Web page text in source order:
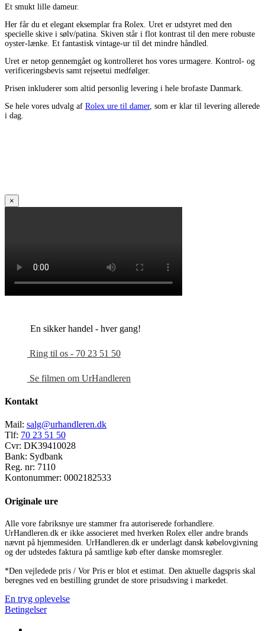
Et smukt lille dameur.
Her får du et elegant eksemplar fra Rolex. Uret er udstyret med den
specielle skive i sølv/patina. Skiven står i flot kontrast til den mere robuste
oyster-lænke. Et fantastisk vintage-ur til det mindre håndled.
Uret er netop gennemgået og kontrolleret hos vores urmagere. Kontrol- og
verificeringsbevis samt rejseetui medfølger.
Prisen inkluderer som altid personlig levering i hele brofaste Danmark.
Se hele vores udvalg af Rolex ure til damer, som er klar til levering allerede
i dag.
×
En sikker handel - hver gang!
Ring til os - 70 23 51 50
Se filmen om UrHandleren
Kontakt
Mail: salg@urhandleren.dk
Tlf: 70 23 51 50
Cvr: DK39410028
Bank: Sydbank
Reg. nr: 7110
Kontonummer: 0002182533
Originale ure
Alle vore fabriksnye ure stammer fra autoriserede forhandlere.
UrHandleren.dk er ikke associeret med hverken Rolex eller andre brands
nævnt på hjemmesiden. UrHandleren.dk er underlagt dansk købelovgivning
og der udstedes faktura på samtlige køb efter danske momsregler.
*Den vejledede pris / Vor Pris er blot et estimat. Den aktuelle dagspris skal
beregnes ved en bestilling grundet de store prisudsving i markedet.
En tryg oplevelse
Betingelser